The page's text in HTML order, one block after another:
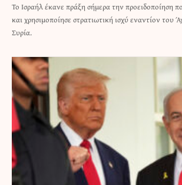
Το Ισραήλ έκανε πράξη σήμερα την προειδοποίηση
και χρησιμοποίησε στρατιωτική ισχύ εναντίον του
Συρία.